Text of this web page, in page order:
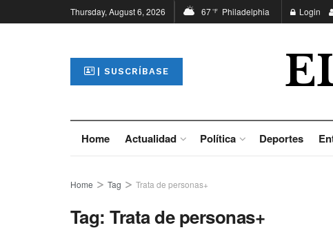
Thursday, August 6, 2026 67°F Philadelphia Login
| SUSCRÍBASE
Home Actualidad Política Deportes
Home Tag Trata de personas+
Tag:Trata de personas+